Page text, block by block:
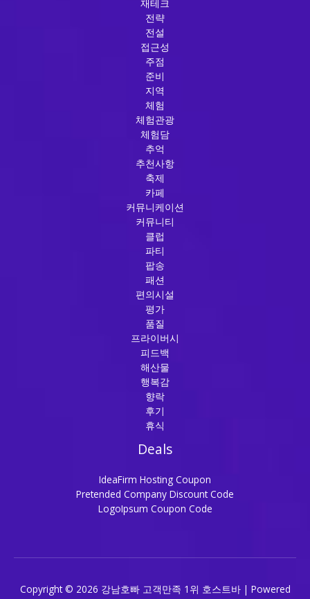
재테크
전략
전설
접근성
주점
준비
지역
체험
체험관광
체험담
추억
추천사항
축제
카페
커뮤니케이션
커뮤니티
클럽
파티
팝송
패션
편의시설
평가
품질
프라이버시
피드백
해산물
행복감
향락
후기
휴식
Deals
IdeaFirm Hosting Coupon
Pretended Company Discount Code
LogoIpsum Coupon Code
Copyright © 2026 강남호빠 고객만족 1위 호스트바 | Powered